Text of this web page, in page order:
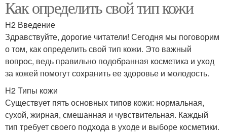
Как определить свой тип кожи
H2 Введение
Здравствуйте, дорогие читатели! Сегодня мы поговорим
о том, как определить свой тип кожи. Это важный
вопрос, ведь правильно подобранная косметика и уход
за кожей помогут сохранить ее здоровье и молодость.
H2 Типы кожи
Существует пять основных типов кожи: нормальная,
сухой, жирная, смешанная и чувствительная. Каждый
тип требует своего подхода в уходе и выборе косметики.